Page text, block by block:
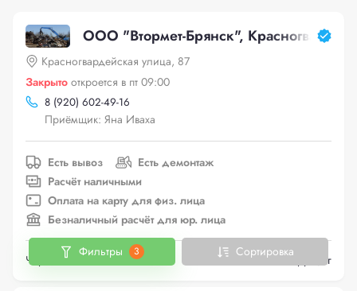
ООО "Втормет-Брянск",
Красногвардейская улица, 87
Закрыто откроется в пт 09:00
8 (920) 602-49-16
Приёмщик: Яна Иваха
Есть вывоз
Есть демонтаж
Расчёт наличными
Оплата на карту для физ. лица
Безналичный расчёт для юр. лица
Черный металлолом до 24 руб./кг
Фильтры 3 Сортировка